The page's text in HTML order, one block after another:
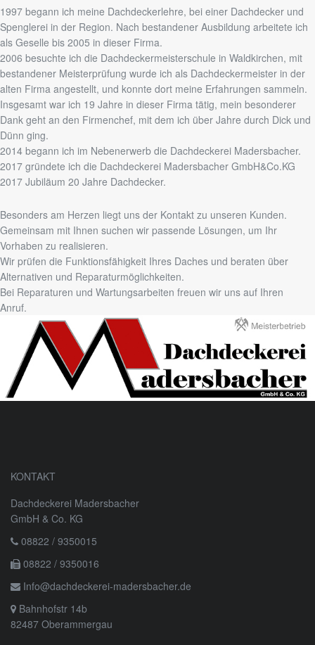
1997 begann ich meine Dachdeckerlehre, bei einer Dachdecker und
Spenglerei in der Region. Nach bestandener Ausbildung arbeitete ich
als Geselle bis 2005 in dieser Firma.
2006 besuchte ich die Dachdeckermeisterschule in Waldkirchen, mit
bestandener Meisterprüfung wurde ich als Dachdeckermeister in der
alten Firma angestellt, und konnte dort meine Erfahrungen sammeln.
Insgesamt war ich 19 Jahre in dieser Firma tätig, mein besonderer
Dank geht an den Firmenchef, mit dem ich über Jahre durch Dick und
Dünn ging.
2014 begann ich im Nebenerwerb die Dachdeckerei Madersbacher.
2017 gründete ich die Dachdeckerei Madersbacher GmbH&Co.KG
2017 Jubiläum 20 Jahre Dachdecker.
Besonders am Herzen liegt uns der Kontakt zu unseren Kunden.
Gemeinsam mit Ihnen suchen wir passende Lösungen, um Ihr
Vorhaben zu realisieren.
Wir prüfen die Funktionsfähigkeit Ihres Daches und beraten über
Alternativen und Reparaturmöglichkeiten.
Bei Reparaturen und Wartungsarbeiten freuen wir uns auf Ihren
Anruf.
KONTAKT
Dachdeckerei Madersbacher
GmbH & Co. KG
08822 / 9350015
08822 / 9350016
Info@dachdeckerei-madersbacher.de
Bahnhofstr 14b
82487 Oberammergau